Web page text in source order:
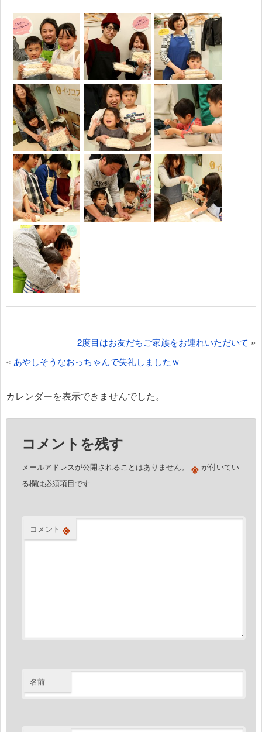
稿
ビ
2度目はお友だちご家族をお連れいただいて »
« あやしそうなおっちゃんで失礼しましたｗ
カレンダーを表示できませんでした。
コメントを残す
メールアドレスが公開されることはありません。 ※が付いてい
る欄は必須項目です
コメント ※
名前